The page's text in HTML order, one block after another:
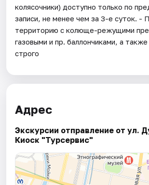
колясочники) доступно только по
записи, не менее чем за 3-е суток. -
территорию с колюще-режущими
газовыми и пр. баллончиками, а
строго
Адрес
Экскурсии отправление от ул.
Киоск "Турсервис"